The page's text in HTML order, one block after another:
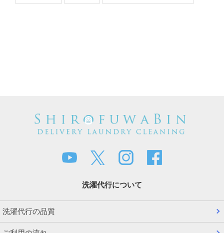
洗濯代行について
洗濯代行の品質